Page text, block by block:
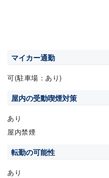
マイカー通勤
可(駐車場：あり)
屋内の受動喫煙対策
あり
屋内禁煙
転勤の可能性
あり